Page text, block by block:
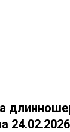
24.02.2026